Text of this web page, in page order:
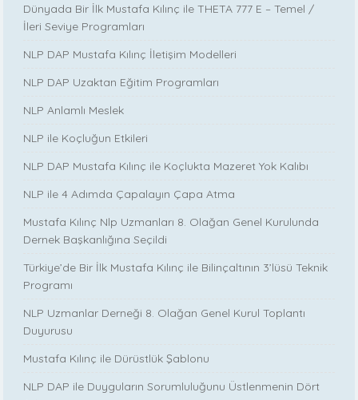
Dünyada Bir İlk Mustafa Kılınç ile THETA 777 E – Temel /
İleri Seviye Programları
NLP DAP Mustafa Kılınç İletişim Modelleri
NLP DAP Uzaktan Eğitim Programları
NLP Anlamlı Meslek
NLP ile Koçluğun Etkileri
NLP DAP Mustafa Kılınç ile Koçlukta Mazeret Yok Kalıbı
NLP ile 4 Adımda Çapalayın Çapa Atma
Mustafa Kılınç Nlp Uzmanları 8. Olağan Genel Kurulunda
Dernek Başkanlığına Seçildi
Türkiye’de Bir İlk Mustafa Kılınç ile Bilinçaltının 3’lüsü Teknik
Programı
NLP Uzmanlar Derneği 8. Olağan Genel Kurul Toplantı
Duyurusu
Mustafa Kılınç ile Dürüstlük Şablonu
NLP DAP ile Duyguların Sorumluluğunu Üstlenmenin Dört